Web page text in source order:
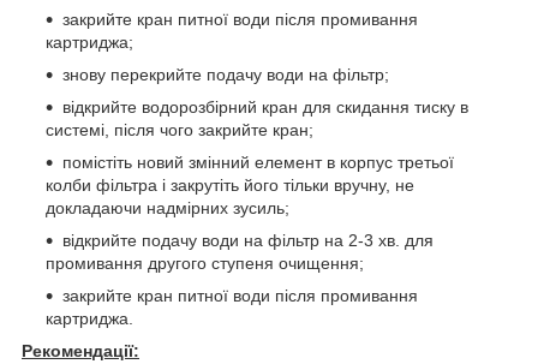
закрийте кран питної води після промивання
картриджа;
знову перекрийте подачу води на фільтр;
відкрийте водорозбірний кран для скидання тиску в
системі, після чого закрийте кран;
помістіть новий змінний елемент в корпус третьої
колби фільтра і закрутіть його тільки вручну, не
докладаючи надмірних зусиль;
відкрийте подачу води на фільтр на 2-3 хв. для
промивання другого ступеня очищення;
закрийте кран питної води після промивання
картриджа.
Рекомендації: